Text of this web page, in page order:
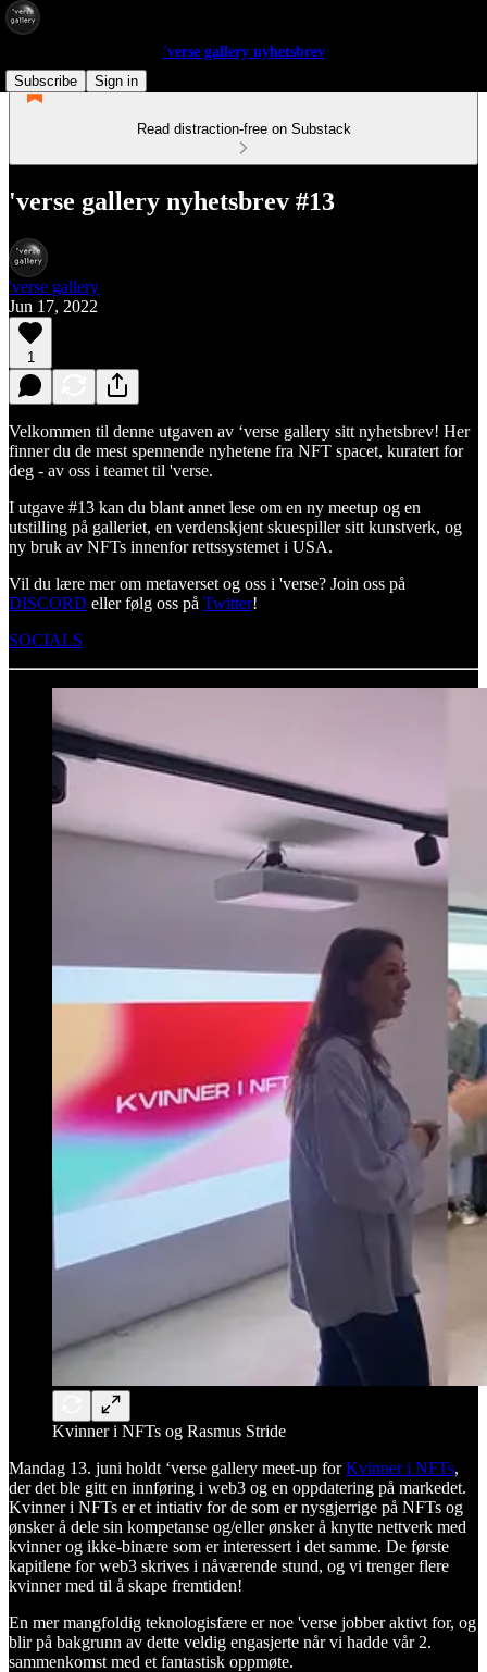
'verse gallery nyhetsbrev
Subscribe
Sign in
Read distraction-free on Substack
'verse gallery nyhetsbrev #13
'verse gallery
Jun 17, 2022
1
Velkommen til denne utgaven av ‘verse gallery sitt nyhetsbrev! Her
finner du de mest spennende nyhetene fra NFT spacet, kuratert for
deg - av oss i teamet til 'verse.
I utgave #13 kan du blant annet lese om en ny meetup og en
utstilling på galleriet, en verdenskjent skuespiller sitt kunstverk, og
ny bruk av NFTs innenfor rettssystemet i USA.
Vil du lære mer om metaverset og oss i 'verse? Join oss på
DISCORD eller følg oss på Twitter!
SOCIALS
Kvinner i NFTs og Rasmus Stride
Mandag 13. juni holdt ‘verse gallery meet-up forKvinner i NFTs,
der det ble gitt en innføring i web3 og en oppdatering på markedet.
Kvinner i NFTs er et intiativ for de som er nysgjerrige på NFTs og
ønsker å dele sin kompetanse og/eller ønsker å knytte nettverk med
kvinner og ikke-binære som er interessert i det samme. De første
kapitlene for web3 skrives i nåværende stund, og vi trenger flere
kvinner med til å skape fremtiden!
En mer mangfoldig teknologisfære er noe 'verse jobber aktivt for, og
blir på bakgrunn av dette veldig engasjerte når vi hadde vår 2.
sammenkomst med et fantastisk oppmøte.